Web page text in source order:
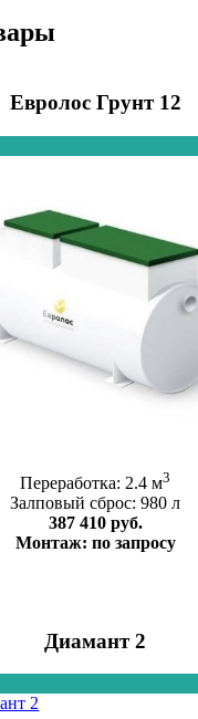
Евролос Грунт 12
Переработка: 2.4 м3
Залповый сброс: 980 л
387 410 руб.
Монтаж: по запросу
Диамант 2